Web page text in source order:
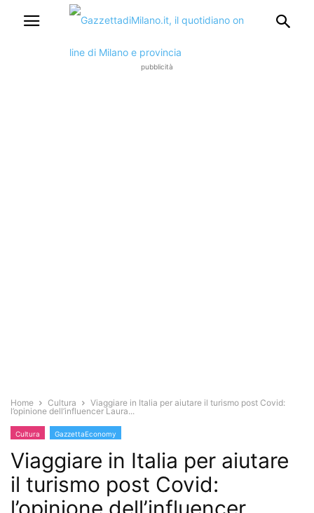
pubblicità
Home Cultura
Viaggiare in Italia per aiutare il turismo post Covid:
l’opinione dell’influencer Laura...
Cultura GazzettaEconomy
Viaggiare in Italia per aiutare
il turismo post Covid: